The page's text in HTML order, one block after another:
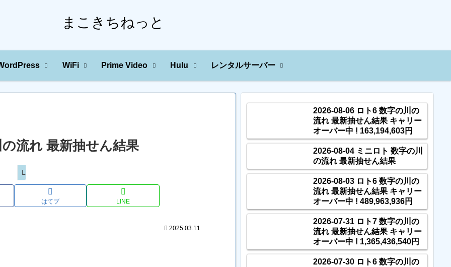
まこきちねっと
WiFi Prime Video Hulu レンタルサーバー
流れ 最新抽せん結果
Loto
はてブ LINE
2025.03.11
2026-08-06 ロト6 数字の川の
流れ 最新抽せん結果 キャリー
オーバー中 ! 163,194,603円
2026-08-04 ミニロト 数字の川
の流れ 最新抽せん結果
2026-08-03 ロト6 数字の川の
流れ 最新抽せん結果 キャリー
オーバー中 ! 489,963,936円
2026-07-31 ロト7 数字の川の
流れ 最新抽せん結果 キャリー
オーバー中 ! 1,365,436,540円
2026-07-30 ロト6 数字の川の